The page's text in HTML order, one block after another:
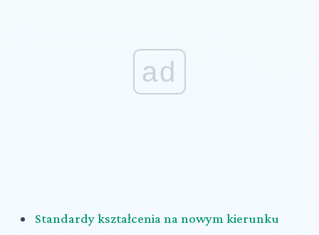
ad
Standardy kształcenia na nowym kierunku